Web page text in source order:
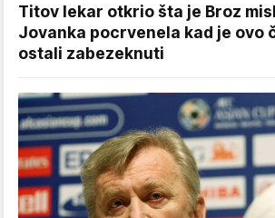
Titov lekar otkrio šta je Broz
Jovanka pocrvenela kad je ovo
ostali zabezeknuti